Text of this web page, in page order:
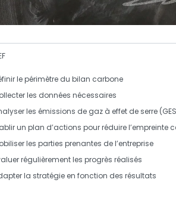
le périmètre du bilan carbone
les données nécessaires
les émissions de gaz à effet de serre
un plan d’actions pour réduire l’empreinte
les parties prenantes de l’entreprise
régulièrementles progrès réalisés
la stratégie en fonction des résultats